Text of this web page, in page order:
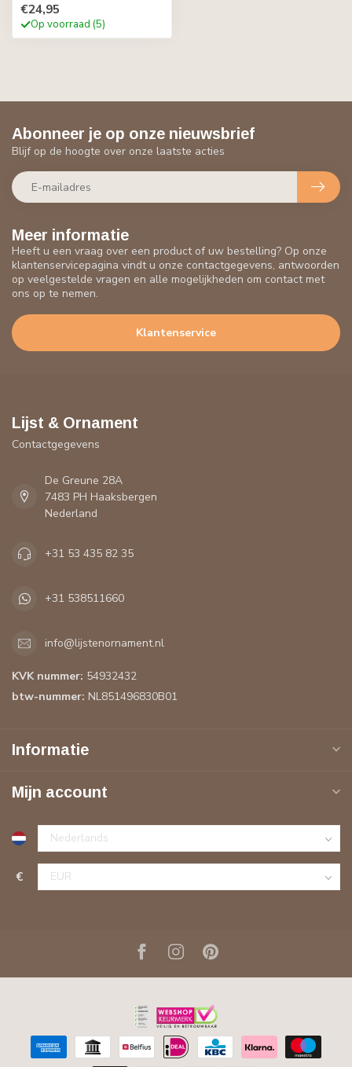
€24,95
Op voorraad (5)
Meer informatie
Heeft u een vraag over een product of uw bestelling? Op onze
klantenservicepagina vindt u onze contactgegevens, antwoorden
op veelgestelde vragen en alle mogelijkheden om contact met
ons op te nemen.
Klantenservice
Abonneer je op onze nieuwsbrief
Blijf op de hoogte over onze laatste acties
Lijst & Ornament
Contactgegevens
De Greune 28A
7483 PH Haaksbergen
Nederland
+31 53 435 82 35
+31 538511660
info@lijstenornament.nl
KVK nummer: 54932432
btw-nummer: NL851496830B01
Informatie
Mijn account
€